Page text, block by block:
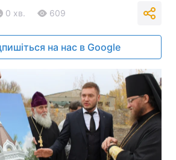
0 хв. 609
на нас в Google